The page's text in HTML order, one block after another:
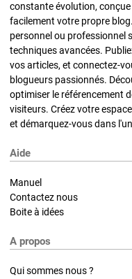
constante évolution,
facilement votre propre
personnel ou professionnel
techniques avancées.
vos articles, et connectez-
blogueurs passionnés.
optimiser le référencement
visiteurs. Créez votre
et démarquez-vous dans
Aide
Manuel
Contactez nous
Boite à idées
A propos
Qui sommes nous ?